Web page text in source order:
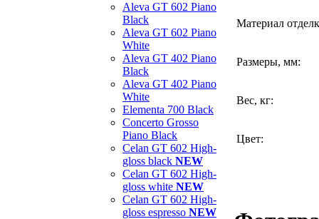
Aleva GT 602 Piano
Black
Aleva GT 602 Piano
White
Aleva GT 402 Piano
Black
Aleva GT 402 Piano
White
Elementa 700 Black
Concerto Grosso
Piano Black
Celan GT 602 High-
gloss black NEW
Celan GT 602 High-
gloss white NEW
Celan GT 602 High-
gloss espresso NEW
Материал
Размеры, мм:
Вес, кг:
Цвет: